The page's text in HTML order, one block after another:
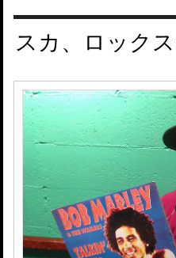
スカ、ロック